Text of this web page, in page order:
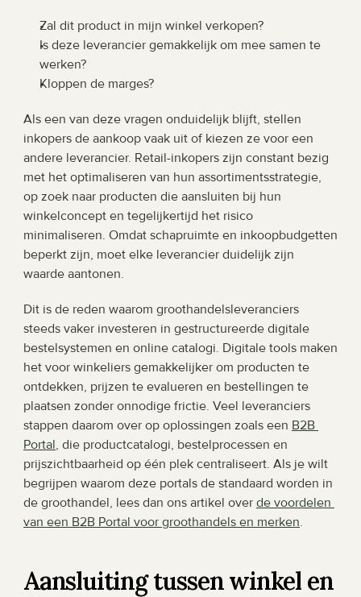
Zal dit product in mijn winkel verkopen?
Is deze leverancier gemakkelijk om mee samen te
werken?
Kloppen de marges?
Als een van deze vragen onduidelijk blijft, stellen
inkopers de aankoop vaak uit of kiezen ze voor een
andere leverancier. Retail-inkopers zijn constant bezig
met het optimaliseren van hun assortimentsstrategie,
op zoek naar producten die aansluiten bij hun
winkelconcept en tegelijkertijd het risico
minimaliseren. Omdat schapruimte en inkoopbudgetten
beperkt zijn, moet elke leverancier duidelijk zijn
waarde aantonen.
Dit is de reden waarom groothandelsleveranciers
steeds vaker investeren in gestructureerde digitale
bestelsystemen en online catalogi. Digitale tools maken
het voor winkeliers gemakkelijker om producten te
ontdekken, prijzen te evalueren en bestellingen te
plaatsen zonder onnodige frictie. Veel leveranciers
stappen daarom over op oplossingen zoals een B2B
Portal, die productcatalogi, bestelprocessen en
prijszichtbaarheid op één plek centraliseert. Als je wilt
begrijpen waarom deze portals de standaard worden in
de groothandel, lees dan ons artikel over de voordelen
van een B2B Portal voor groothandels en merken.
Aansluiting tussen winkel en